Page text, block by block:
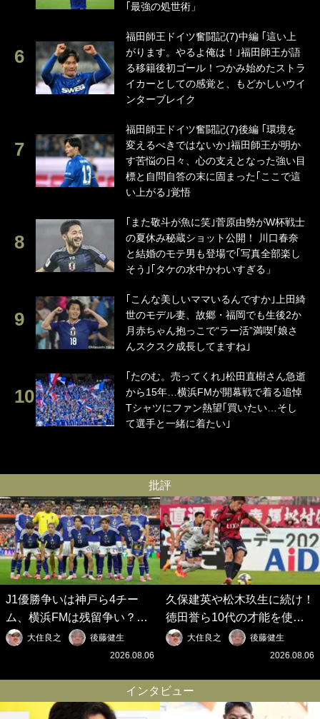
｢最強の処世術」
福田師王ドイツ奮闘記(7)中編 ｢這い上
がります。やるよ俺は！｣福田師王が語
る移籍後初ゴール！つかみ始めたストラ
イカーとしての感覚と、もどかしいウイ
ンターブレイク
福田師王ドイツ奮闘記(7)後編 ｢環境を
変えるべきではないか｣福田師王が明か
す苦悩の日々、心の支えとなった強い目
標と自問自答の末に固まった｢ここで這
い上がる｣覚悟
｢また敬斗が魚に笑｣菅原由勢がW杯戦士
の夏休み秘蔵ショット公開！ 川口春奈
と結婚のモテ男も登場で｢写真全部楽し
そう｣｢タケの水中かわいすぎる」
｢こんな美しいママいるんですか｣上田綺
世のモデル妻、故郷・福岡でも生後2か
月赤ちゃん抱っこで“ラー活”満喫｢娘さ
んスクスク成長してますね｣
｢たのむ。売ってくれ｣松田直樹さん急逝
から15年…横浜FMが開幕戦で着る追悼
Tシャツにファン熱望｢買いたい…そし
て選手と一緒に着たい｣
批評
J1優勝争いは神戸ら4チー
ム、横浜FMは残留争い？大
混戦のJ2はRB大宮に注目！
歴代最強の日本代表をJリー
の秋春制｣の大激論】(6)
大住良之
後藤健生
2026.08.06
久保建英や松木玖生に続け！
徳田誉ら10代の才能を使い
切れないJクラブの課題と、
｢0円欧州移籍｣撲滅への処方
春制｣の大激論】(5)
大住良之
後藤健生
2026.08.06
インタビュー